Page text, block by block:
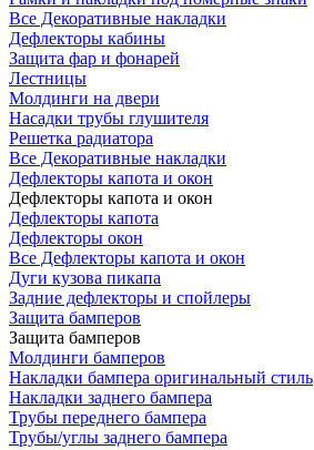
Все Декоративные накладки
Дефлекторы кабины
Защита фар и фонарей
Лестницы
Молдинги на двери
Насадки трубы глушителя
Решетка радиатора
Все Декоративные накладки
Дефлекторы капота и окон
Дефлекторы капота и окон
Дефлекторы капота
Дефлекторы окон
Все Дефлекторы капота и окон
Дуги кузова пикапа
Задние дефлекторы и спойлеры
Защита бамперов
Защита бамперов
Молдинги бамперов
Накладки бампера оригинальный стиль
Накладки заднего бампера
Трубы переднего бампера
Трубы/углы заднего бампера